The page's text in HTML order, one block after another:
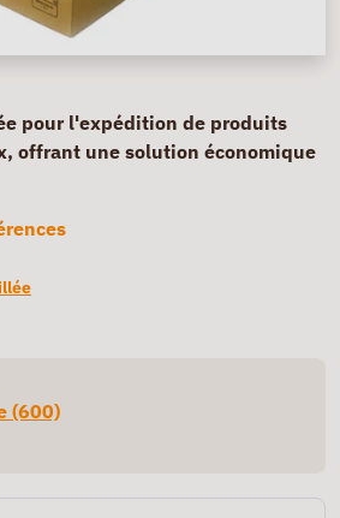
pour l'expédition de produits
offrant une solution économique
(600)